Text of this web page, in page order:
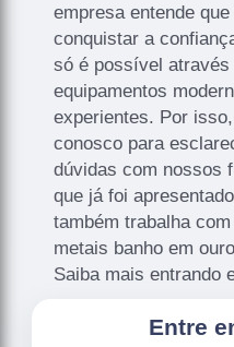
empresa entende
conquistar a
só é possível
equipamentos
experientes. Por
conosco para
dúvidas com nossos
que já foi
também trabalha
metais banho em
Saiba mais entrando
Entre